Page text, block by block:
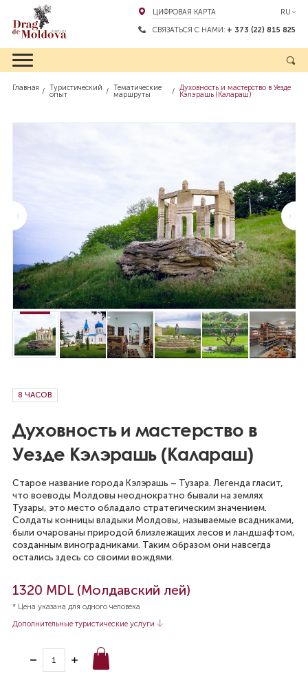
СВЯЗАТЬСЯ С НАМИ: + 373 (22) 815 825
ЦИФРОВАЯ КАРТА RU
Главная Туристический
опыт
Тематические
маршруты
Духовность и мастерство в Уезде
Кэлэрашь (Калараш)
8 ЧАСОВ
Духовность и мастерство в
Уезде Кэлэрашь (Калараш)
Старое название города Кэлэрашь – Тузара. Легенда гласит,
что воеводы Молдовы неоднократно бывали на землях
Тузары, это место обладало стратегическим значением.
Солдаты конницы владыки Молдовы, называемые всадниками,
были очарованы природой близлежащих лесов и ландшафтом,
созданным виноградниками. Таким образом они навсегда
остались здесь со своими вождями.
1320 MDL (Молдавский лей)
* Цена указана для одного человека
Дополнительные туристические услуги